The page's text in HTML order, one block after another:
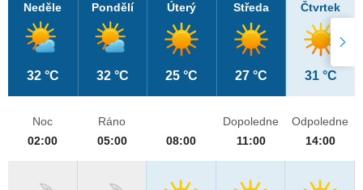
Neděle
32 °C
Pondělí
32 °C
Úterý
25 °C
Středa
27 °C
Čtvrtek
31 °C
Noc
02:00
Ráno
05:00
08:00
Dopoledne
11:00
Odpoledne
14:00